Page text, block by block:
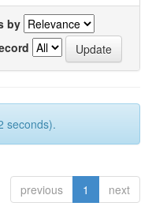
by
seconds).
previous 1 next